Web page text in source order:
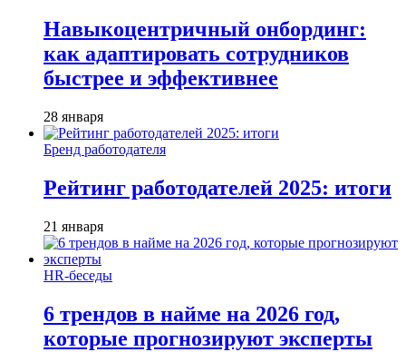
Навыкоцентричный онбординг:
как адаптировать сотрудников
быстрее и эффективнее
28 января
Бренд работодателя
Рейтинг работодателей 2025: итоги
21 января
HR-беседы
6 трендов в найме на 2026 год,
которые прогнозируют эксперты